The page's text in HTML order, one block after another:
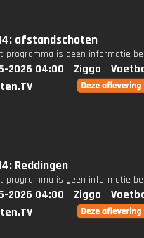
afstandschoten
programma is geen informatie
2026 04:00 Ziggo
Reddingen
programma is geen informatie
2026 04:00 Ziggo